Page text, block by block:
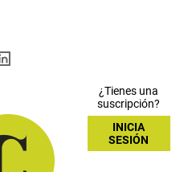
¿Tienes una
suscripción?
INICIA
SESIÓN